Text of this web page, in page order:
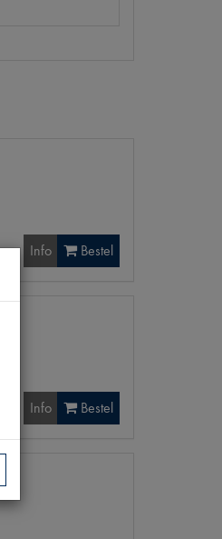
Info Bestel
Info Bestel